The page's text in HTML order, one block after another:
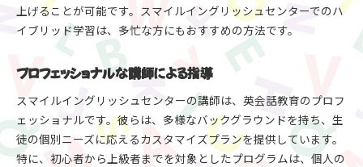
上げることが可能です。スマイルイングリッシュセンターでのハ
イブリッド学習は、多忙な方にもおすすめの方法です。
プロフェッショナルな講師による指導
スマイルイングリッシュセンターの講師は、英会話教育のプロフ
ェッショナルです。彼らは、多様なバックグラウンドを持ち、生
徒の個別ニーズに応えるカスタマイズプランを提供しています。
特に、初心者から上級者までを対象としたプログラムは、個人の